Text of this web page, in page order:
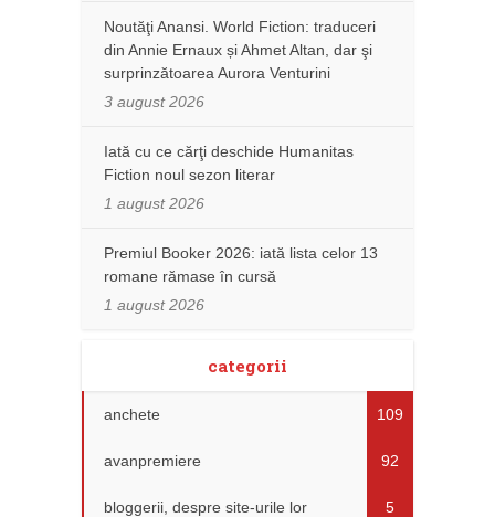
Noutăţi Anansi. World Fiction: traduceri
din Annie Ernaux și Ahmet Altan, dar şi
surprinzătoarea Aurora Venturini
3 august 2026
Iată cu ce cărţi deschide Humanitas
Fiction noul sezon literar
1 august 2026
Premiul Booker 2026: iată lista celor 13
romane rămase în cursă
1 august 2026
categorii
anchete 109
avanpremiere 92
bloggerii, despre site-urile lor 5